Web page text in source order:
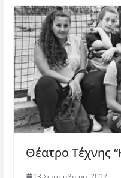
Θέατρο Τέχνης